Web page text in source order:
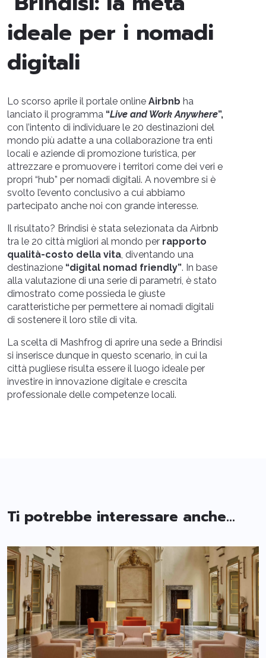
ideale per i nomadi
digitali
Lo scorso aprile il portale online Airbnb ha
lanciato il programma “Live and Work Anywhere”,
con l’intento di individuare le 20 destinazioni del
mondo più adatte a una collaborazione tra enti
locali e aziende di promozione turistica, per
attrezzare e promuovere i territori come dei veri e
propri “hub” per nomadi digitali. A novembre si è
svolto l’evento conclusivo a cui abbiamo
partecipato anche noi con grande interesse.
Il risultato? Brindisi è stata selezionata da Airbnb
tra le 20 città migliori al mondo per rapporto
qualità-costo della vita, diventando una
destinazione “digital nomad friendly”. In base
alla valutazione di una serie di parametri, è stato
dimostrato come possieda le giuste
caratteristiche per permettere ai nomadi digitali
di sostenere il loro stile di vita.
La scelta di Mashfrog di aprire una sede a Brindisi
si inserisce dunque in questo scenario, in cui la
città pugliese risulta essere il luogo ideale per
investire in innovazione digitale e crescita
professionale delle competenze locali.
Ti potrebbe interessare anche...